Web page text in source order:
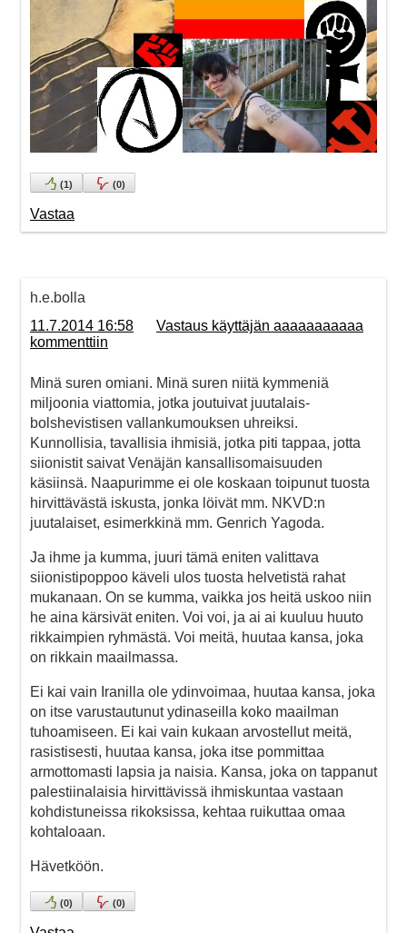
(1) (0)
Vastaa
h.e.bolla
11.7.2014 16:58
Vastaus käyttäjän aaaaaaaaaaa
kommenttiin
Minä suren omiani. Minä suren niitä kymmeniä
miljoonia viattomia, jotka joutuivat juutalais-
bolshevistisen vallankumouksen uhreiksi.
Kunnollisia, tavallisia ihmisiä, jotka piti tappaa, jotta
siionistit saivat Venäjän kansallisomaisuuden
käsiinsä. Naapurimme ei ole koskaan toipunut tuosta
hirvittävästä iskusta, jonka löivät mm. NKVD:n
juutalaiset, esimerkkinä mm. Genrich Yagoda.
Ja ihme ja kumma, juuri tämä eniten valittava
siionistipoppoo käveli ulos tuosta helvetistä rahat
mukanaan. On se kumma, vaikka jos heitä uskoo niin
he aina kärsivät eniten. Voi voi, ja ai ai kuuluu huuto
rikkaimpien ryhmästä. Voi meitä, huutaa kansa, joka
on rikkain maailmassa.
Ei kai vain Iranilla ole ydinvoimaa, huutaa kansa, joka
on itse varustautunut ydinaseilla koko maailman
tuhoamiseen. Ei kai vain kukaan arvostellut meitä,
rasistisesti, huutaa kansa, joka itse pommittaa
armottomasti lapsia ja naisia. Kansa, joka on tappanut
palestiinalaisia hirvittävissä ihmiskuntaa vastaan
kohdistuneissa rikoksissa, kehtaa ruikuttaa omaa
kohtaloaan.
Hävetköön.
(0) (0)